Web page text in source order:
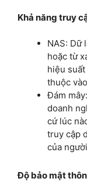
Khả năng truy
NAS: Dữ
hoặc từ
hiệu
thuộc
Đám
doanh
cứ lúc
truy cập
của
Độ bảo mật